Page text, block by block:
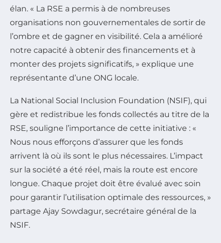
élan. « La RSE a permis à de nombreuses
organisations non gouvernementales de sortir de
l’ombre et de gagner en visibilité. Cela a amélioré
notre capacité à obtenir des financements et à
monter des projets significatifs, » explique une
représentante d’une ONG locale.
La National Social Inclusion Foundation (NSIF), qui
gère et redistribue les fonds collectés au titre de la
RSE, souligne l’importance de cette initiative : «
Nous nous efforçons d’assurer que les fonds
arrivent là où ils sont le plus nécessaires. L’impact
sur la société a été réel, mais la route est encore
longue. Chaque projet doit être évalué avec soin
pour garantir l’utilisation optimale des ressources, »
partage Ajay Sowdagur, secrétaire général de la
NSIF.